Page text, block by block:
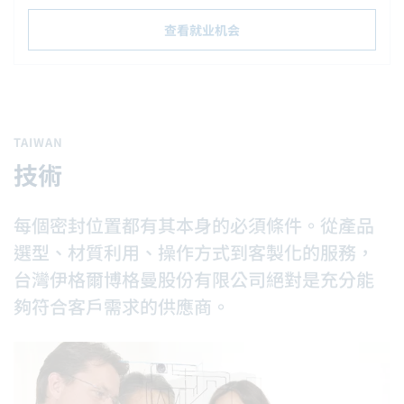
查看就业机会
TAIWAN
技術
每個密封位置都有其本身的必須條件。從產品
選型、材質利用、操作方式到客製化的服務，
台灣伊格爾博格曼股份有限公司絕對是充分能
夠符合客戶需求的供應商。